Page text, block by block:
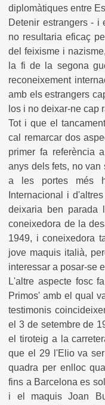
diplomàtiques entre
Detenir estrangers - i
no resultaria eficaç
del feixisme i
la fi de la segona
reconeixement
amb els estrangers
los i no deixar-ne cap
Tot i que el
cal remarcar dos
primer fa referència
anys dels fets, no
a les portes més
Internacional i
deixaria ben parada
coneixedora de la
1949, i coneixedora
jove maquis italià,
interessar a posar-se
L'altre aspecte fosc
Primos' amb el qual
testimonis
el 3 de setembre de
el tiroteig a la
que el 29 l'Elio va
quadra per enlloc
fins a Barcelona es
i el maquis Joan